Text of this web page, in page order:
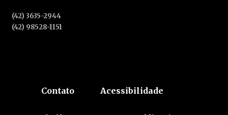
(42) 3635-2944
(42) 98528-1151
Contato Acessibilidade